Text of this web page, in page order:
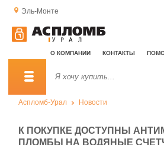
Эль-Монте
О КОМПАНИИ КОНТАКТЫ
Аспломб-Урал Новости
К ПОКУПКЕ ДОСТУПНЫ
ПЛОМБЫ НА ВОДЯНЫЕ